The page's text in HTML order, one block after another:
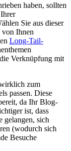
haben, sollten
Sie aus dieser
von Ihnen
Long-Tail-
Verknüpfung mit
zum
passen. Diese
da Ihr Blog-
ist, dass
gelangen, sich
(wodurch sich
Besuche